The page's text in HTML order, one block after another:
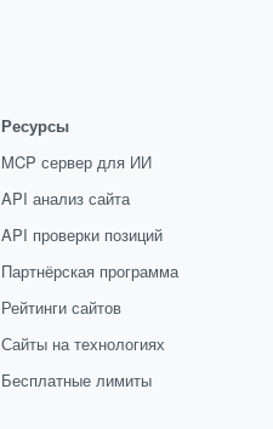
Ресурсы
MCP сервер для ИИ
API анализ сайта
API проверки позиций
Партнёрская программа
Рейтинги сайтов
Сайты на технологиях
Бесплатные лимиты